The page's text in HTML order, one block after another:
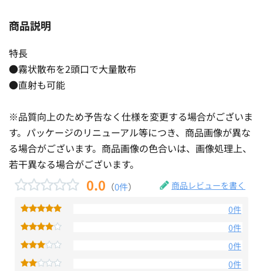
商品説明
特長
●霧状散布を2頭口で大量散布
●直射も可能
※品質向上のため予告なく仕様を変更する場合がございま
す。パッケージのリニューアル等につき、商品画像が異な
る場合がございます。商品画像の色合いは、画像処理上、
若干異なる場合がございます。
0.0 （0件） 商品レビューを書く
0件
0件
0件
0件